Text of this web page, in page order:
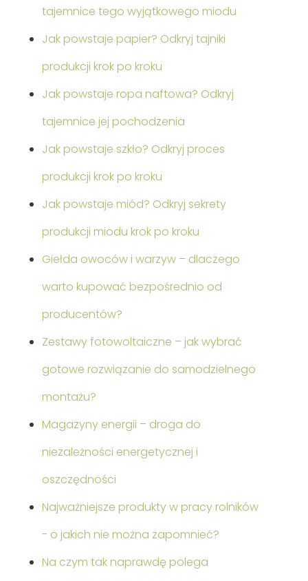
tajemnice tego wyjątkowego miodu
Jak powstaje papier? Odkryj tajniki
produkcji krok po kroku
Jak powstaje ropa naftowa? Odkryj
tajemnice jej pochodzenia
Jak powstaje szkło? Odkryj proces
produkcji krok po kroku
Jak powstaje miód? Odkryj sekrety
produkcji miodu krok po kroku
Giełda owoców i warzyw – dlaczego
warto kupować bezpośrednio od
producentów?
Zestawy fotowoltaiczne – jak wybrać
gotowe rozwiązanie do samodzielnego
montażu?
Magazyny energii – droga do
niezależności energetycznej i
oszczędności
Najważniejsze produkty w pracy rolników
- o jakich nie można zapomnieć?
Na czym tak naprawdę polega